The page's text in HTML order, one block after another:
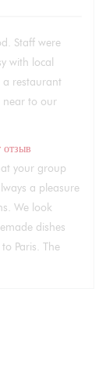
Staff were
with local
a restaurant
near to our
отзыв
your group
a pleasure
We look
dishes
Paris. The